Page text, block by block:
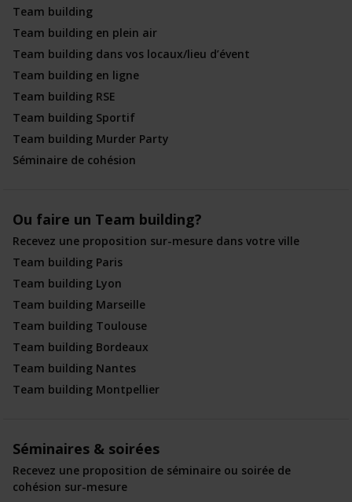
Team building
Team building en plein air
Team building dans vos locaux/lieu d’évent
Team building en ligne
Team building RSE
Team building Sportif
Team building Murder Party
Séminaire de cohésion
Ou faire un Team building?
Recevez une proposition sur-mesure dans votre ville
Team building Paris
Team building Lyon
Team building Marseille
Team building Toulouse
Team building Bordeaux
Team building Nantes
Team building Montpellier
Séminaires & soirées
Recevez une proposition de séminaire ou soirée de
cohésion sur-mesure